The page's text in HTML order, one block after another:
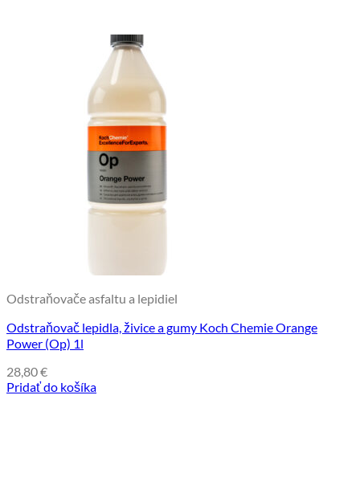
Odstraňovače asfaltu a lepidiel
Odstraňovač lepidla, živice a gumy Koch Chemie Orange
Power (Op) 1l
28,80€
Pridať do košíka